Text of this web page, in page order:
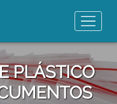
PLÁSTICO